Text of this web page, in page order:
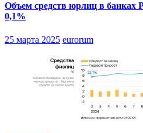
Объем средств юрлиц в банках
0,1%
25 марта 2025 eurorum